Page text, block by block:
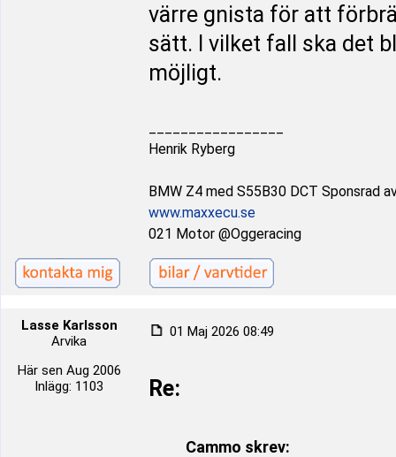
värre gnista för att
sätt. I vilket fall ska det
möjligt.
Henrik Ryberg
BMW Z4 med S55B30 DCT Sponsrad
www.maxxecu.se
021 Motor @Oggeracing
Lasse Karlsson
Arvika
Här sen Aug 2006
Inlägg: 1103
01 Maj 2026 08:49
Re:
Cammo skrev: